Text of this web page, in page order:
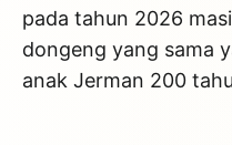
pada tahun 2026
dongeng yang sama
anak Jerman 200